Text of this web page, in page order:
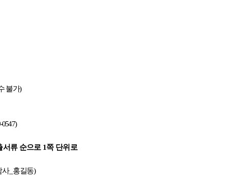
불가)
0547)
서류 순으로 1쪽 단위로
사_ 홍길동)